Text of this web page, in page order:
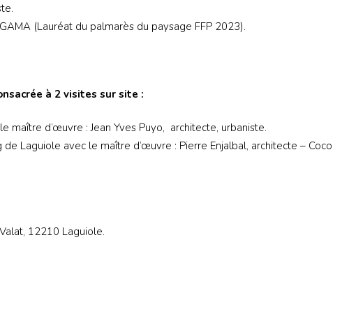
(Lauréat du palmarès du paysage FFP 2023).
à 2 visites sur site :
maître d’œuvre : Jean Yves Puyo, architecte, urbaniste.
Laguiole avec le maître d’œuvre : Pierre Enjalbal, architecte – Coco
12210 Laguiole.